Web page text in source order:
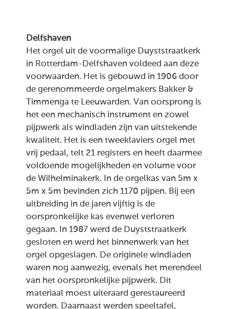
Delfshaven
Het orgel uit de voormalige Duyststraatkerk
in Rotterdam-Delfshaven voldeed aan deze
voorwaarden. Het is gebouwd in 1906 door
de gerenommeerde orgelmakers Bakker &
Timmenga te Leeuwarden. Van oorsprong is
het een mechanisch instrument en zowel
pijpwerk als windladen zijn van uitstekende
kwaliteit. Het is een tweeklaviers orgel met
vrij pedaal, telt 21 registers en heeft daarmee
voldoende mogelijkheden en volume voor
de Wilhelminakerk. In de orgelkas van 5m x
5m x 5m bevinden zich 1170 pijpen. Bij een
uitbreiding in de jaren vijftig is de
oorspronkelijke kas evenwel verloren
gegaan. In 1987 werd de Duyststraatkerk
gesloten en werd het binnenwerk van het
orgel opgeslagen. De originele windladen
waren nog aanwezig, evenals het merendeel
van het oorspronkelijke pijpwerk. Dit
materiaal moest uiteraard gerestaureerd
worden. Daarnaast werden speeltafel,